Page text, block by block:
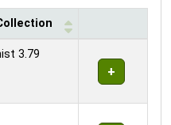
3.79